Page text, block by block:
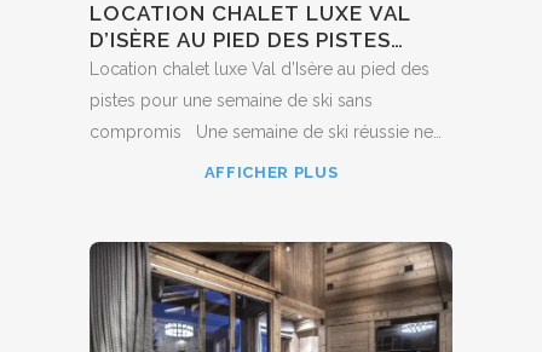
LOCATION CHALET LUXE VAL
D’ISÈRE AU PIED DES PISTES
POUR UN SÉJOUR AU SKI SANS
COMPROMIS
Location chalet luxe Val d’Isère au pied des
pistes pour une semaine de ski sans
compromis Une semaine de ski réussie ne
tolère aucune approximation : chaque trajet
façade. La location...
AFFICHER PLUS